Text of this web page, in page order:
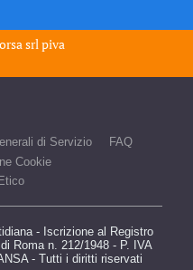
srlpiva
di Servizio
FAQ
Cookie
- Iscrizione al Registro
Roma n. 212/1948 - P. IVA
- Tutti i diritti riservati